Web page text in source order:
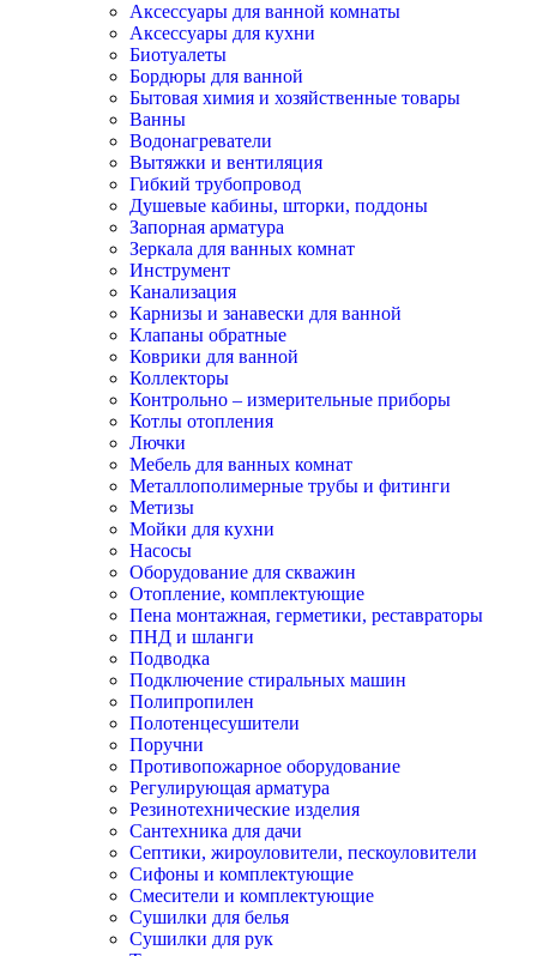
Аксессуары для ванной комнаты
Аксессуары для кухни
Биотуалеты
Бордюры для ванной
Бытовая химия и хозяйственные товары
Ванны
Водонагреватели
Вытяжки и вентиляция
Гибкий трубопровод
Душевые кабины, шторки, поддоны
Запорная арматура
Зеркала для ванных комнат
Инструмент
Канализация
Карнизы и занавески для ванной
Клапаны обратные
Коврики для ванной
Коллекторы
Контрольно – измерительные приборы
Котлы отопления
Лючки
Мебель для ванных комнат
Металлополимерные трубы и фитинги
Метизы
Мойки для кухни
Насосы
Оборудование для скважин
Отопление, комплектующие
Пена монтажная, герметики, реставраторы
ПНД и шланги
Подводка
Подключение стиральных машин
Полипропилен
Полотенцесушители
Поручни
Противопожарное оборудование
Регулирующая арматура
Резинотехнические изделия
Сантехника для дачи
Септики, жироуловители, пескоуловители
Сифоны и комплектующие
Смесители и комплектующие
Сушилки для белья
Сушилки для рук